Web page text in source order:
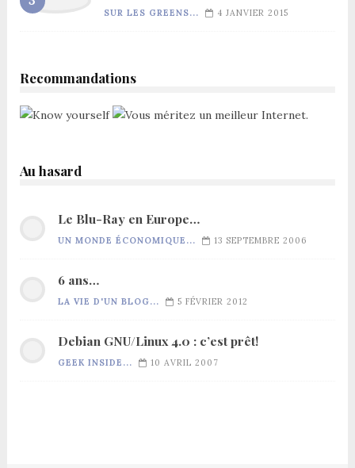
SUR LES GREENS... 4 JANVIER 2015
Recommandations
Au hasard
Le Blu-Ray en Europe…
UN MONDE ÉCONOMIQUE... 13 SEPTEMBRE 2006
6 ans…
LA VIE D'UN BLOG... 5 FÉVRIER 2012
Debian GNU/Linux 4.0 : c’est prêt!
GEEK INSIDE... 10 AVRIL 2007